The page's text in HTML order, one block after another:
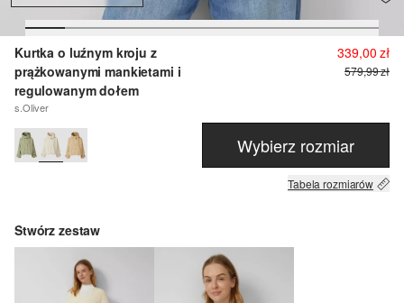
Kurtka o luźnym kroju z
prążkowanymi mankietami i
regulowanym dołem
s.Oliver
339,00 zł
579,99 zł
Wybierz rozmiar
Tabela rozmiarów
Stwórz zestaw